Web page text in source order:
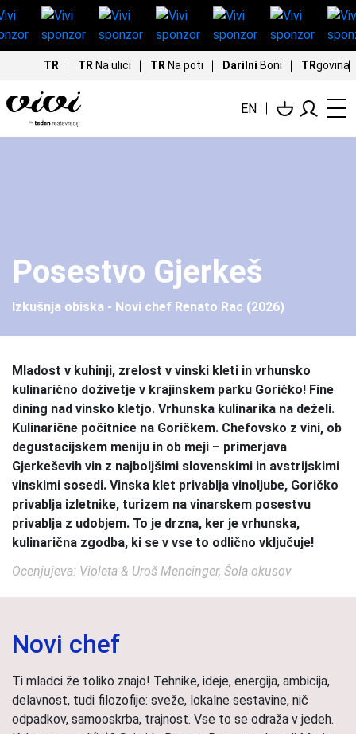
TR TR Na ulici TR Na poti Darilni Boni TRgovina
EN
Posestvo Gjerkeš
Izkušnja obiska - Novi chef Renato Rac (2026)
Mladost v kuhinji, zrelost v vinski kleti in vrhunsko
kulinarično doživetje v krajinskem parku Goričko! Fine
dining nad vinsko kletjo. Vrhunska kulinarika na deželi.
Kulinarične počitnice na Goričkem. Chefovsko z vini, ob
degustacijskem meniju in ob meji – primerjava
Gjerkeševih vin z najboljšimi slovenskimi in avstrijskimi
vinskimi sosedi. Vinska klet privablja vinoljube, Goričko
privablja izletnike, turizem na vinarskem posestvu
privablja z udobjem. To je drzna, ker je vrhunska,
kulinarična zgodba, ki se v vse to odlično vključuje!
Ocenjujeva: Violeta & Uroš Mencinger, Šola okusov
Novi chef
Ti mladci že toliko znajo! Tehnike, ideje, energija, ambicija,
delavnost, tudi filozofije: sveže, lokalne sestavine, nič
odpadkov, samooskrba, trajnost. Vse to se odraža v jedeh.